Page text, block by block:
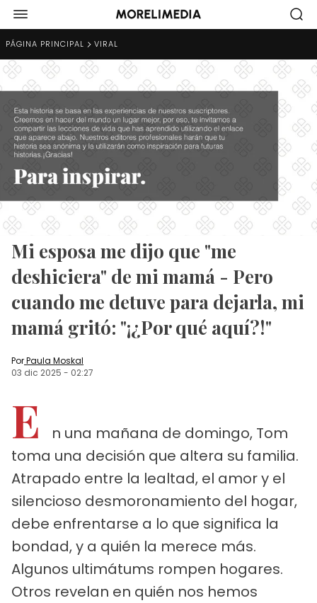
PÁGINA PRINCIPAL VIRAL
Mi esposa me dijo que "me
deshiciera" de mi mamá - Pero
cuando me detuve para dejarla, mi
mamá gritó: "¡¿Por qué aquí?!"
PorPaula Moskal
03 dic 2025 - 02:27
E
n una mañana de domingo, Tom
toma una decisión que altera su familia.
Atrapado entre la lealtad, el amor y el
silencioso desmoronamiento del hogar,
debe enfrentarse a lo que significa la
bondad, y a quién la merece más.
Algunos ultimátums rompen hogares.
Otros revelan en quién nos hemos